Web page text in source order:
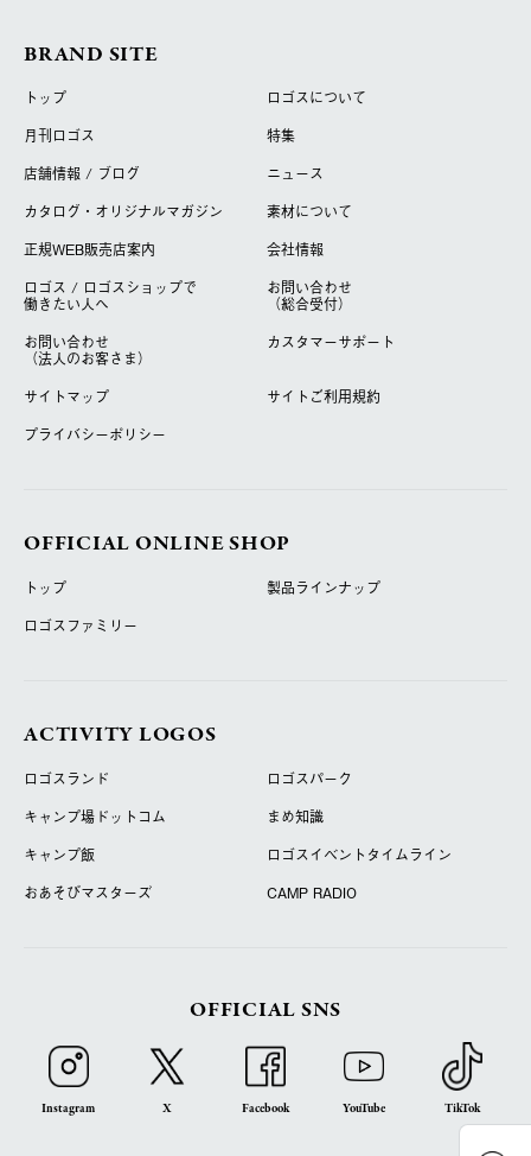
BRAND SITE
トップ
ロゴスについて
月刊ロゴス
特集
店舗情報 / ブログ
ニュース
カタログ・オリジナルマガジン
素材について
正規WEB販売店案内
会社情報
ロゴス / ロゴスショップで
働きたい人へ
お問い合わせ
（総合受付）
お問い合わせ
（法人のお客さま）
カスタマーサポート
サイトマップ
サイトご利用規約
プライバシーポリシー
OFFICIAL ONLINE SHOP
トップ
製品ラインナップ
ロゴスファミリー
ACTIVITY LOGOS
ロゴスランド
ロゴスパーク
キャンプ場ドットコム
まめ知識
キャンプ飯
ロゴスイベントタイムライン
おあそびマスターズ
CAMP RADIO
OFFICIAL SNS
Instagram X Facebook YouTube TikTok